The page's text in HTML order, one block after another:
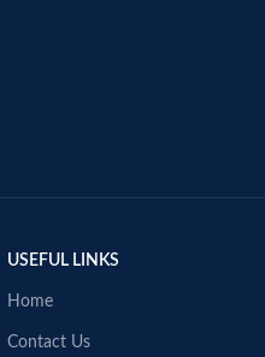
USEFUL LINKS
Home
Contact Us